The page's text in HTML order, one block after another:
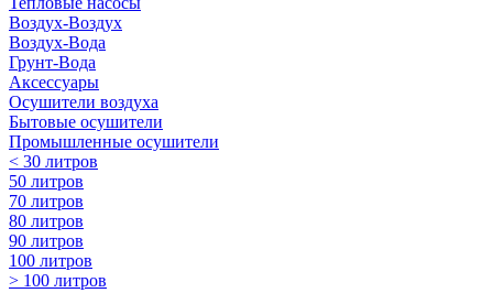
Воздух-Воздух
Воздух-Вода
Грунт-Вода
Аксессуары
Осушители воздуха
Бытовые осушители
Промышленные осушители
< 30 литров
50 литров
70 литров
80 литров
90 литров
100 литров
> 100 литров